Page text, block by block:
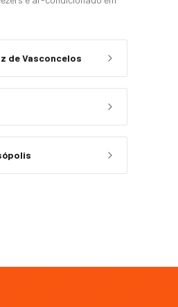
de Vasconcelos